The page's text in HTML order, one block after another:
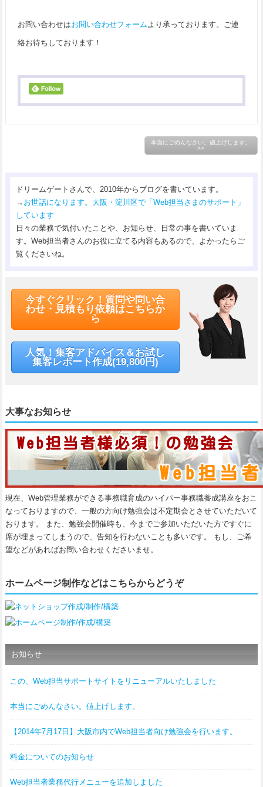
お問い合わせはお問い合わせフォームより承っております。ご連
絡お待ちしております！
本当にごめんなさい。値上げします。
>>
ドリームゲートさんで、2010年からブログを書いています。
→ お世話になります。大阪・淀川区で「Web担当さまのサポート」
しています
日々の業務で気付いたことや、お知らせ、日常の事を書いていま
す。Web担当者さんのお役に立てる内容もあるので、よかったらご
覧くださいね。
今すぐクリック！質問や問い合
わせ・見積もり依頼はこちらか
ら
人気！集客アドバイス＆お試し
集客レポート作成(19,800円)
大事なお知らせ
現在、Web管理業務ができる事務職育成のハイパー事務職養成講座をおこ
なっておりますので、一般の方向け勉強会は不定期会とさせていただいて
おります。 また、勉強会開催時も、今までご参加いただいた方ですぐに
席が埋まってしまうので、告知を行わないことも多いです。 もし、ご希
望などがあればお問い合わせくださいませ。
ホームページ制作などはこちらからどうぞ
お知らせ
この、Web担当サポートサイトをリニューアルいたしました
本当にごめんなさい。値上げします。
【2014年7月17日】大阪市内でWeb担当者向け勉強会を行います。
料金についてのお知らせ
Web担当者業務代行メニューを追加しました